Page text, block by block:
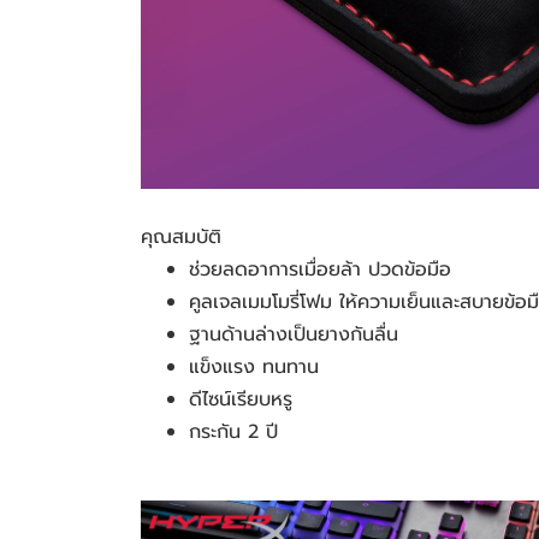
คุณสมบัติ
ช่วยลดอาการเมื่อยล้า ปวดข้อมือ
คูลเจลเมมโมรี่โฟม ให้ความเย็นและสบายข้อ
ฐานด้านล่างเป็นยางกันลื่น
แข็งแรง ทนทาน
ดีไซน์เรียบหรู
กระกัน 2 ปี